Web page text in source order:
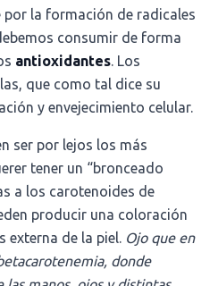
por la formación de radicales
consumir de forma
antioxidantes. Los
que como tal dice su
y envejecimiento celular.
ser por lejos los más
tener un “bronceado
a los carotenoides de
producir una coloración
externa de la piel. Ojo que en
donde